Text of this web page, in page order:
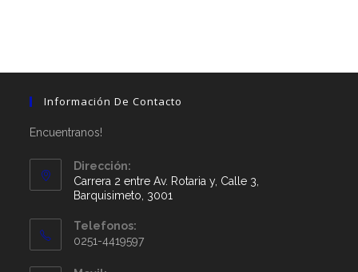
Información De Contacto
Encuentranos!
Dirección:
Carrera 2 entre Av. Rotaria y, Calle 3,
Barquisimeto, 3001
Telefonos:
0251-4419597